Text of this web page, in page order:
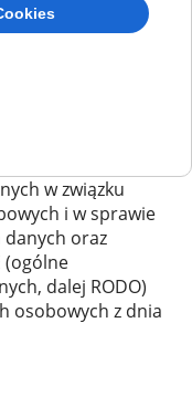
niezbędne
w związku
i w sprawie
danych oraz
(ogólne
dalej RODO)
osobowych z dnia